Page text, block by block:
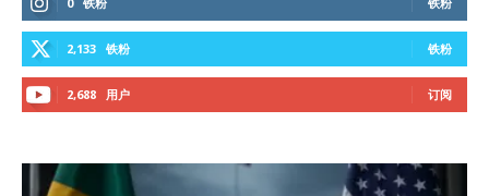
2,133 铁粉 铁粉
2,688 用户 订阅